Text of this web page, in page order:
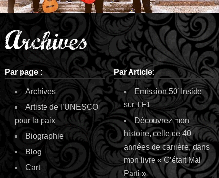
Archives
Par page :
Archives
Artiste de l’UNESCO
pour la paix
Biographie
Blog
Cart
Par Article:
Emission 50′ Inside
sur TF1
Découvrez mon
histoire, celle de 40
années de carrière, dans
mon livre « C’était Mal
Parti »